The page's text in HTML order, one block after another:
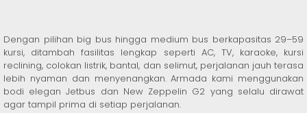
Dengan pilihan big bus hingga medium bus berkapasitas 29–59
kursi, ditambah fasilitas lengkap seperti AC, TV, karaoke, kursi
reclining, colokan listrik, bantal, dan selimut, perjalanan jauh terasa
lebih nyaman dan menyenangkan. Armada kami menggunakan
bodi elegan Jetbus dan New Zeppelin G2 yang selalu dirawat
agar tampil prima di setiap perjalanan.